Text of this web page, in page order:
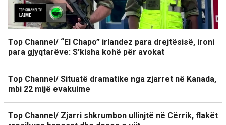
Top Channel/ “El Chapo” irlandez para drejtësisë, ironi
para gjyqtarëve: S’kisha kohë për avokat
Top Channel/ Situatë dramatike nga zjarret në Kanada,
mbi 22 mijë evakuime
Top Channel/ Zjarri shkrumbon ullinjtë në Cërrik, flakët